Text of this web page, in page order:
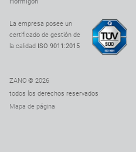
La empresa posee un
certificado de gestión de
la calidad ISO 9011:2015
ZANO © 2026
todos los derechos reservados
Mapa de página